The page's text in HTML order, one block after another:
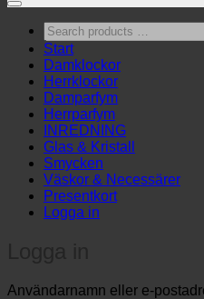
Search
products
…
Start
Damklockor
Herrklockor
Damparfym
Herrparfym
INREDNING
Glas & Kristall
Smycken
Väskor & Necessärer
Presentkort
Logga in
Användarnamn eller e-